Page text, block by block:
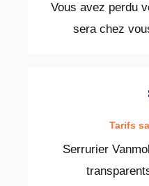
Vous avez perdu
sera chez
Tarifs
Serrurier